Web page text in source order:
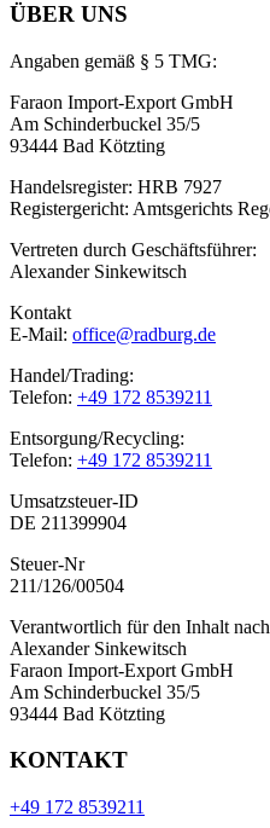
ÜBER UNS
Angaben gemäß § 5 TMG:
Faraon Import-Export GmbH
Am Schinderbuckel 35/5
93444 Bad Kötzting
Handelsregister: HRB 7927
Registergericht: Amtsgerichts
Vertreten durch Geschäftsführer:
Alexander Sinkewitsch
Kontakt
E-Mail: office@radburg.de
Handel/Trading:
Telefon: +49 172 8539211
Entsorgung/Recycling:
Telefon: +49 172 8539211
Umsatzsteuer-ID
DE 211399904
Steuer-Nr
211/126/00504
Verantwortlich für den Inhalt
Alexander Sinkewitsch
Faraon Import-Export GmbH
Am Schinderbuckel 35/5
93444 Bad Kötzting
KONTAKT
+49 172 8539211